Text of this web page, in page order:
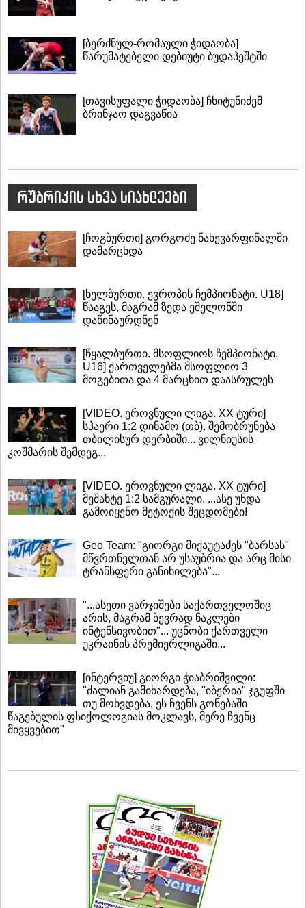
[ბერძნულ-რომაული ჭიდაობა]
წარუმატებელი დებიუტი ბუდაპეშტში
[თავისუფალი ჭიდაობა] ჩხიტუნიძემ
ბრინჯაო დაგვაწია
რუბრიკის სხვა სიახლეები
[ჩოგბურთი] გორგოძე ნახევარფინალში
დამარცხდა
[ხელბურთი. ევროპის ჩემპიონატი. U18]
წააგეს, მაგრამ ზედა ეშელონში
დაწინაურდნენ
[წყალბურთი. მსოფლიოს ჩემპიონატი.
U16] ქართველებმა მსოფლიო 3
მოგებითა და 4 მარცხით დაასრულეს
[VIDEO. ეროვნული ლიგა. XX ტური]
სპაერი 1:2 დინამო (თბ). შემობრუნება
თბილისურ დერბიში... ვილნიუსის
კოშმარის შემდეგ...
[VIDEO. ეროვნული ლიგა. XX ტური]
მეშახტე 1:2 სამგურალი. ...ასე უნდა
გამოიყენო მეტოქის შეცდომები!
Geo Team: "გიორგი მიქაუტაძეს "ბარსას"
მწვრთნელთან არ უსაუბრია და არც მისი
ტრანსფერი განიხილება"...
"...ასეთი ვარჯიშები საქართველოშიც
არის, მაგრამ ბევრად ნაკლები
ინტენსივობით"... უცნობი ქართველი
უკრაინის პრემიერლიგაში...
[ინტერვიუ] გიორგი ჭიაბრიშვილი:
"ძალიან გამიხარდება, "იბერია" ჯგუფში
თუ მოხვდება, ეს ჩვენს გონებაში
წაგებულის ფსიქოლოგიას მოკლავს, მერე ჩვენც
მივყვებით"